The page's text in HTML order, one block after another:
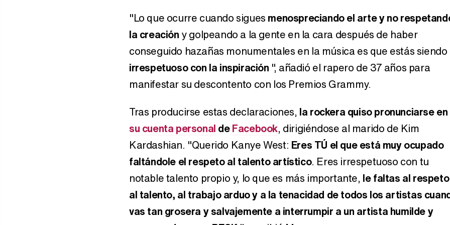
"Lo que ocurre cuando sigues menospreciando el arte y no
la creación y golpeando a la gente en la cara después de haber
conseguido hazañas monumentales en la música es que estás siendo
irrespetuoso con la inspiración ", añadió el rapero de 37 años para
manifestar su descontento con los Premios Grammy.
Tras producirse estas declaraciones, la rockera quiso pronunciarse en
su cuenta personal deFacebook, dirigiéndose al marido de Kim
Kardashian. "Querido Kanye West: Eres TÚ el que está muy ocupado
faltándole el respeto al talento artístico. Eres irrespetuoso con tu
notable talento propio y, lo que es más importante, le faltas al respeto
al talento, al trabajo arduo y a la tenacidad de todos los artistas
vas tan grosera y salvajemente a interrumpir a un artista humilde y